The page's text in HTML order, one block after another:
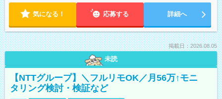
気になる！ 応募する 詳細へ
掲載日：2026.08.05
未読
【NTTグループ】＼フルリモOK／月56万↑モニ
タリング検討・検証など